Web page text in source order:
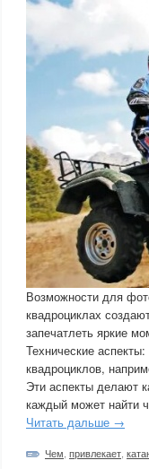
Возможности для
квадроциклах
запечатлеть яркие
Технические
квадроциклов,
Эти аспекты делают
каждый может найти
Читать дальше →
Чем привлекает